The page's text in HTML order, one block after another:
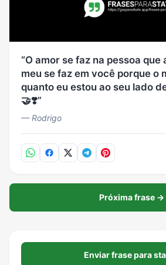
O amor se faz na pessoa que
meu se faz em você porque o
quanto eu estou ao seu lado
🤝❣️
— Rodrigo
Próxima frase →
Enviar frase para